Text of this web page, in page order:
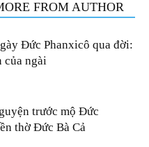
FROM AUTHOR
Đức Phanxicô qua đời:
của ngài
trước mộ Đức
thờ Đức Bà Cả